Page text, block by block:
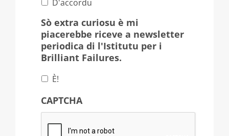
D'accordu
Sò extra curiosu è mi
piacerebbe riceve a newsletter
periodica di l'Istitutu per i
Brilliant Failures.
È!
CAPTCHA